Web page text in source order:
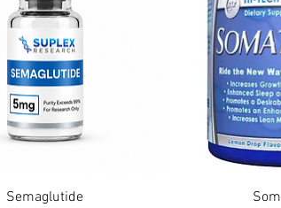
Vista rápida
Semaglutide